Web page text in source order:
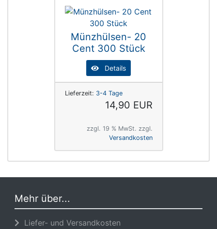
Münzhülsen- 20
Cent 300 Stück
Details
Lieferzeit: 3-4 Tage
14,90 EUR
zzgl. 19 % MwSt. zzgl.
Versandkosten
Mehr über...
Liefer- und Versandkosten